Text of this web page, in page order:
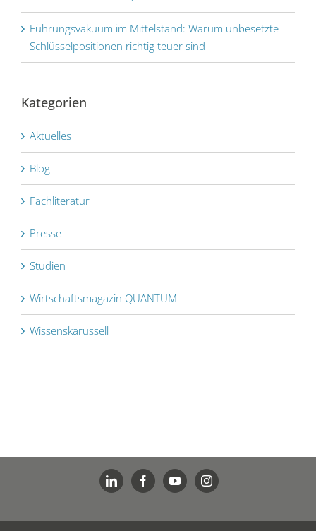
Führungs­vakuum im Mittel­stand: Warum unbesetzte
Schlüssel­positionen richtig teuer sind
Kategorien
Aktuelles
Blog
Fachliteratur
Presse
Studien
Wirtschaftsmagazin QUANTUM
Wissenskarussell